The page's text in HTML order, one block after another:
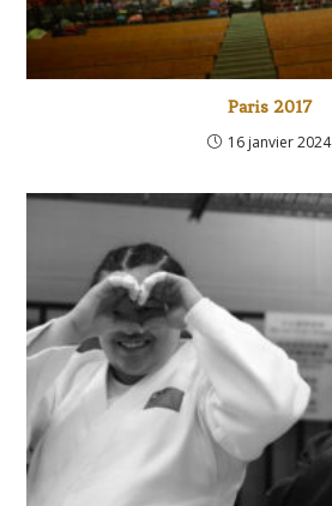
Paris 2017
16 janvier 2024